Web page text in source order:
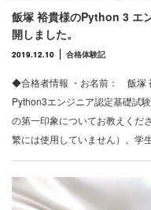
飯塚 裕貴様のPython 3 エ
開しました。
2019.12.10 合格体験記
◆合格者情報 ・お名前： 飯塚
Python3エンジニア認定基礎試
の第一印象についてお教えくだ
繁には使用していません）。